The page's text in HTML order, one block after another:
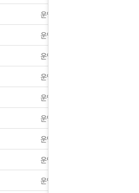
운영자
운영자
운영자
운영자
운영자
운영자
운영자
운영자
운영자